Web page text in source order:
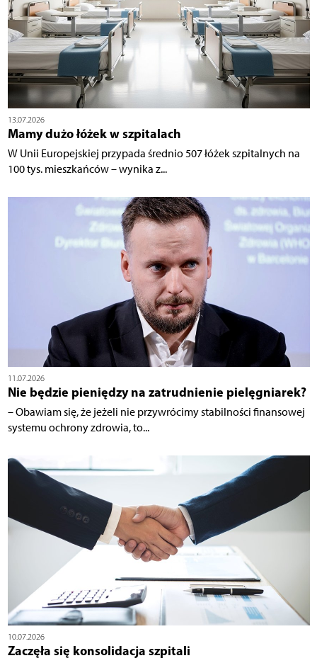
13.07.2026
Mamy dużo łóżek w szpitalach
W Unii Europejskiej przypada średnio 507 łóżek szpitalnych na
100 tys. mieszkańców – wynika z...
11.07.2026
Nie będzie pieniędzy na zatrudnienie pielęgniarek?
– Obawiam się, że jeżeli nie przywrócimy stabilności finansowej
systemu ochrony zdrowia, to...
10.07.2026
Zaczęła się konsolidacja szpitali